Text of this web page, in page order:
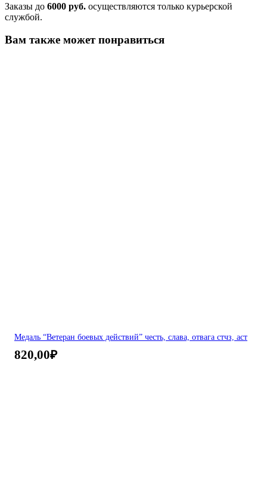
Заказы до 6000 руб. осуществляются только курьерской
службой.
Вам также может понравиться
Медаль “Ветеран боевых действий” честь, слава, отвага стчз, аст
820,00₽